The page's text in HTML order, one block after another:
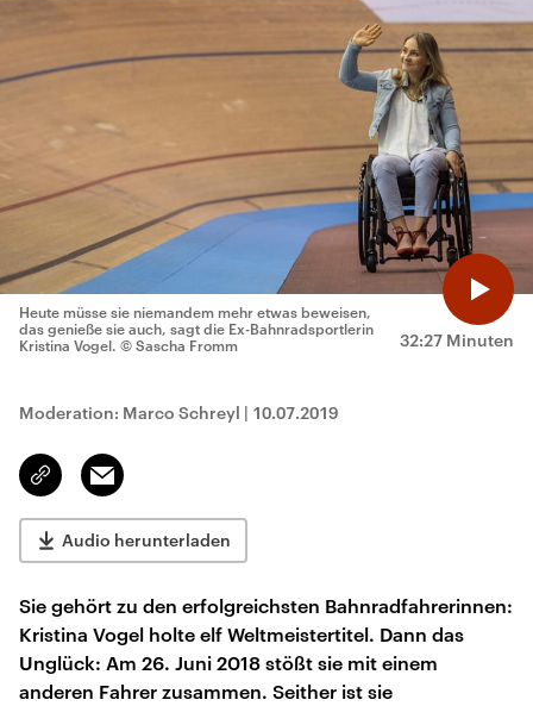
32:27 Minuten
Heute müsse sie niemandem mehr etwas beweisen,
das genieße sie auch, sagt die Ex-Bahnradsportlerin
Kristina Vogel. © Sascha Fromm
Moderation: Marco Schreyl | 10.07.2019
Link
kopieren/teilen
Email
Audio herunterladen
Sie gehört zu den erfolgreichsten Bahnradfahrerinnen:
Kristina Vogel holte elf Weltmeistertitel. Dann das
Unglück: Am 26. Juni 2018 stößt sie mit einem
anderen Fahrer zusammen. Seither ist sie